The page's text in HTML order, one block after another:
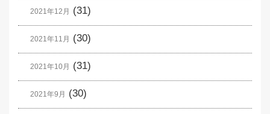
2021年12月 (31)
2021年11月 (30)
2021年10月 (31)
2021年9月 (30)